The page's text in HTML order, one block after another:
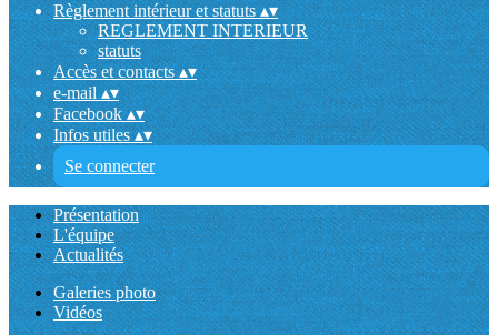
Règlement intérieur et statuts▴▾
REGLEMENT INTERIEUR
statuts
Accès et contacts▴▾
e-mail▴▾
Facebook▴▾
Infos utiles▴▾
Se connecter
Présentation
L'équipe
Actualités
Galeries photo
Vidéos